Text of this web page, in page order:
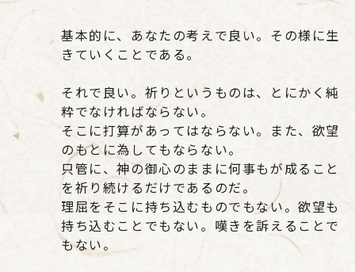
基本的に、あなたの考えで良い。その様に生
きていくことである。
それで良い。祈りというものは、とにかく純
粋でなければならない。
そこに打算があってはならない。また、欲望
のもとに為してもならない。
只管に、神の御心のままに何事もが成ること
を祈り続けるだけであるのだ。
理屈をそこに持ち込むものでもない。欲望も
持ち込むことでもない。嘆きを訴えることで
もない。